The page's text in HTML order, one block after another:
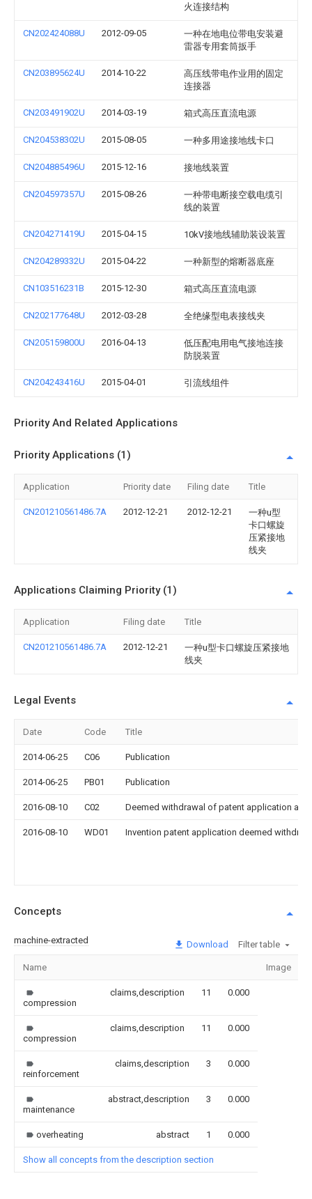
火连接结构
CN202424088U 2012-09-05
一种在地电位带电安装避
雷器专用套筒扳手
CN203895624U 2014-10-22
高压线带电作业用的固定
连接器
CN203491902U 2014-03-19 箱式高压直流电源
CN204538302U 2015-08-05 一种多用途接地线卡口
CN204885496U 2015-12-16 接地线装置
CN204597357U 2015-08-26
一种带电断接空载电缆引
线的装置
CN204271419U 2015-04-15 10kV接地线辅助装设装置
CN204289332U 2015-04-22 一种新型的熔断器底座
CN103516231B 2015-12-30 箱式高压直流电源
CN202177648U 2012-03-28 全绝缘型电表接线夹
CN205159800U 2016-04-13
低压配电用电气接地连接
防脱装置
CN204243416U 2015-04-01 引流线组件
Priority And Related Applications
Priority Applications (1)
Application Priority date Filing date Title
CN201210561486.7A 2012-12-21 2012-12-21
一种u型
卡口螺旋
压紧接地
线夹
Applications Claiming Priority (1)
Application Filing date Title
CN201210561486.7A 2012-12-21
一种u型卡口螺旋压紧接地
线夹
Legal Events
Date Code Title
2014-06-25 C06 Publication
2014-06-25 PB01 Publication
2016-08-10 C02 Deemed withdrawal of patent application
2016-08-10 WD01 Invention patent application deemed
Concepts
machine-extracted Download Filter table
Name Image
compression
claims,description 11 0.000
compression
claims,description 11 0.000
reinforcement
claims,description 3 0.000
maintenance
abstract,description 3 0.000
overheating abstract 1 0.000
Show all concepts from the description section